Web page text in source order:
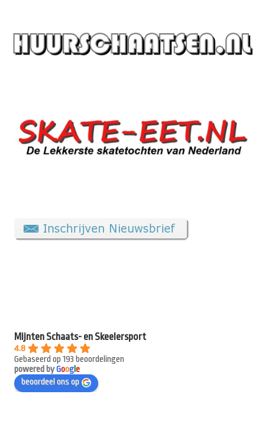
Mijnten Schaats- en Skeelersport
4.8
Gebaseerd op 193 beoordelingen
powered byGoogle
beoordeel ons op